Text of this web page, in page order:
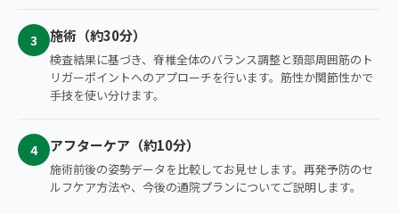
3 施術（約30分）
検査結果に基づき、脊椎全体のバランス調整と頚部周囲筋のト
リガーポイントへのアプローチを行います。筋性か関節性かで
手技を使い分けます。
4 アフターケア（約10分）
施術前後の姿勢データを比較してお見せします。再発予防のセ
ルフケア方法や、今後の通院プランについてご説明します。